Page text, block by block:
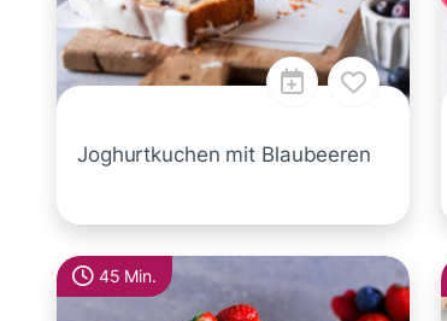
Joghurtkuchen mit Blaubeeren
45 Min.